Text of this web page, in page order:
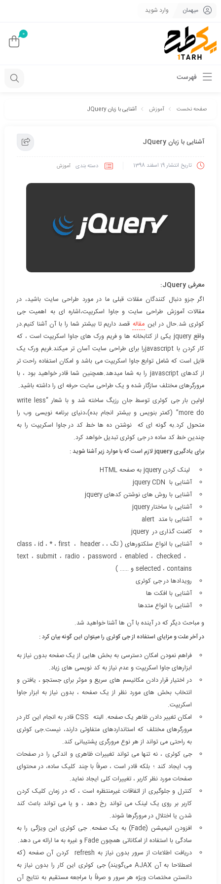
میهمان وارد شوید
0
فهرست
صفحه نخست آموزش آشنایی با زبان JQuery
آشنایی با زبان JQuery
تاریخ انتشار19 اسفند 1398 دسته بندی آموزش
معرفی JQuery:
اگر جزو دنبال کنندگان مقلات قبلی ما در مورد طراحی سایت باشید، در
مقالات آموزش طراحی سایت و جاوا اسکریپت،اشاره ای به اهمیت جی
کوئری شد.حال در این مقاله قصد داریم تا بیشتر شما را با آن آشنا کنیم.در
واقع jquery یکی از کتابخانه ها و فریم ورک های جاوا اسکریپت است ، که
کار کردن با javascript‌را برای طراحی سایت آسان تر میکند.فریم ورک یک
فایل است که شامل توابع جاوا اسکریپت می باشد و امکان استفاده راحت تر
از کدهای javascript را به شما میدهد.همچنین شما قادر خواهید بود ، با
مرورگرهای مختلف سازگار شده و یک طراحی سایت حرفه ای را داشته باشید.
اولین بار جی کوئری توسط جان رزیگ ساخته شد و با شعار “write less
more do” (کمتر بنویس و بیشتر انجام بده)،دنیای برنامه نویسی وب را
متحول کرد.به گونه ای که نوشتن ده ها خط کد در جاوا اسکریپت را به
چندین خط کد ساده در جی کوئری تبدیل خواهد کرد.
برای یادگیری jquery لازم است که با موارد زیر آشنا شوید :
لینک کردن jquery به صفحه HTML
آشنایی با jquery CDN
آشنایی با روش های نوشتن کدهای jquery
آشنایی با ساختار jquery
آشنایی با متد alert
کامنت گذاری در jquery
آشنایی با انواع سلکتورهای ( تگ ، class ، id ، * ، first ، header ،
text ، submit ، radio ، password ، enabled ، checked ،
selected ، contains و …… )
رویدادها در جی کوئری
آشنایی با افکت ها
آشنایی با انواع متدها
و مباحث دیگر که در آینده با آن ها آشنا خواهید شد.
در آخر علت و مزایای استفاده از جی کوئری را میتوان این گونه بیان کرد :
فراهم نمودن امکان دسترسی به بخش هایی از یک صفحه بدون نیاز به
ابزارهای جاوا اسکریپت و عدم نیاز به کد نویسی های زیاد.
در اختیار قرار دادن مکانیسم های سریع و موثر برای جستجو ، یافتن و
انتخاب بخش های مورد نظر از یک صفحه ، بدون نیاز به ابزار جاوا
اسکریپت.
امکان تغییر دادن ظاهر یک صفحه. البته CSS قادر به انجام این کار در
مرورگرهای مختلف که استانداردهای متفاوتی دارند، نیست.جی کوئری
به راحتی می تواند از هر نوع مرورگری پشتیبانی کند.
جی کوئری ، نه تنها می تواند تغییرات ظاهری و اندکی را در صفحات
وب ایجاد کند ؛ بلکه قادر است ، صرفاً با چند کلیک ساده، در محتوای
صفحات مورد نظر کاربر ، تغییرات کلی ایجاد نماید.
کنترل و جلوگیری از اتفاقات غیرمنتظره است ، که در زمان کلیک کردن
کاربر بر روی یک لینک می تواند رخ دهد ، و یا می تواند باعث کند
شدن یا اختلال در مرورگرها شوند.
افزودن انیمیشن (Fade) به یک صفحه. جی کوئری این ویژگی را به
سادگی با استفاده از امکاناتی همچون Fade و غیره به ما ارائه می دهد.
دریافت اطلاعات از سرور بدون نیاز به refresh کردن آن صفحه (که
اصطلاحا به آن AJAX می‌گویند) جی کوئری این کار را بدون نیاز به
دانستن مختصات ویژه هر سرور و صرفاً با مراجعه مستقیم به نتایج آن